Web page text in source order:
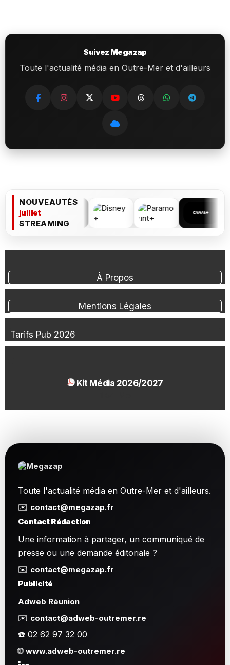
Suivez Megazap
Toute l'actualité média en Outre-Mer et d'ailleurs
NOUVEAUTÉS
juillet
STREAMING
À Propos
Mentions Légales
Tarifs Pub 2026
Kit Média 2026/2027
Toute l'actualité média en Outre-Mer et d'ailleurs.
✉️ contact@megazap.fr
Contact Rédaction
Une information à partager, un communiqué de
presse ou une demande éditoriale ?
✉️ contact@megazap.fr
Publicité
Adweb Réunion
✉️ contact@adweb-outremer.re
☎️ 02 62 97 32 00
🌐www.adweb-outremer.re